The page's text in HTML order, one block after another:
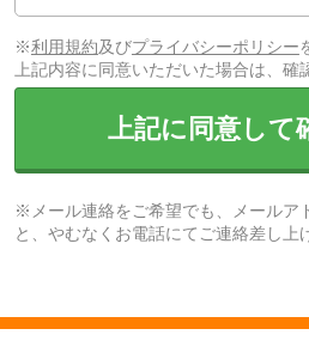
※利用規約及びプライバシーポリシー
上記内容に同意いただいた場合は、確
上記に同意して
※メール連絡をご希望でも、メールア
と、やむなくお電話にてご連絡差し上